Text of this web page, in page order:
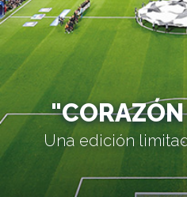
Una edición